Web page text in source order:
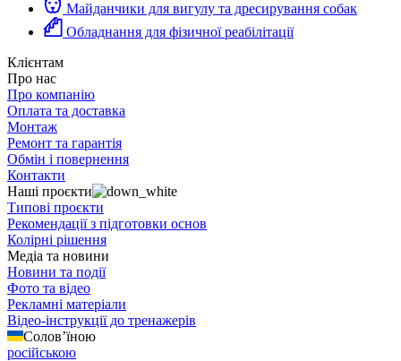
Майданчики для вигулу та дресирування собак
Обладнання для фізичної реабілітації
Клієнтам
Про нас
Про компанію
Оплата та доставка
Монтаж
Ремонт та гарантія
Обмін і повернення
Контакти
Наші проєкти
Типові проєкти
Рекомендації з підготовки основ
Колірні рішення
Медіа та новини
Новини та події
Фото та відео
Рекламні матеріали
Відео-інструкції до тренажерів
Солов’їною
російською